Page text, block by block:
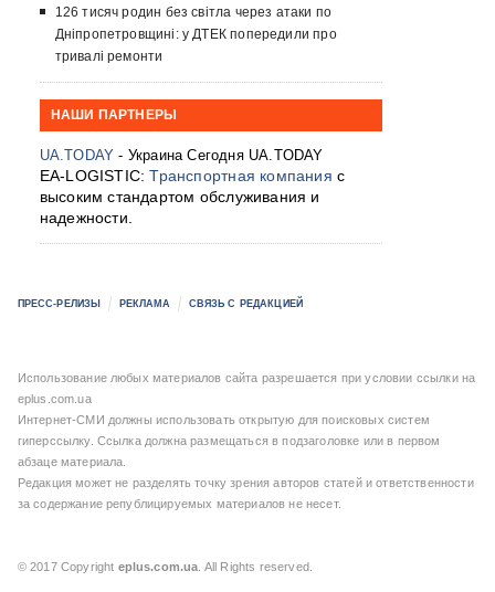
126 тисяч родин без світла через атаки по
Дніпропетровщині: у ДТЕК попередили про
тривалі ремонти
НАШИ ПАРТНЕРЫ
UA.TODAY - Украина Сегодня UA.TODAY
EA-LOGISTIC:Транспортная компания с
высоким стандартом обслуживания и
надежности.
ПРЕСС-РЕЛИЗЫ РЕКЛАМА СВЯЗЬ С РЕДАКЦИЕЙ
Использование любых материалов сайта разрешается при условии ссылки на
eplus.com.ua
Интернет-СМИ должны использовать открытую для поисковых систем
гиперссылку. Ссылка должна размещаться в подзаголовке или в первом
абзаце материала.
Редакция может не разделять точку зрения авторов статей и ответственности
за содержание републицируемых материалов не несет.
© 2017 Copyright eplus.com.ua . All Rights reserved.